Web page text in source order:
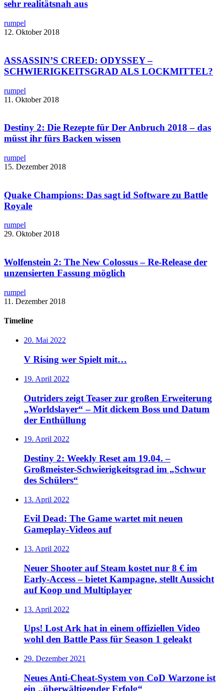
sehr realitätsnah aus
rumpel
12. Oktober 2018
ASSASSIN’S CREED: ODYSSEY –
SCHWIERIGKEITSGRAD ALS LOCKMITTEL?
rumpel
11. Oktober 2018
Destiny 2: Die Rezepte für Der Anbruch 2018 – das
müsst ihr fürs Backen wissen
rumpel
15. Dezember 2018
Quake Champions: Das sagt id Software zu Battle
Royale​
rumpel
29. Oktober 2018
Wolfenstein 2: The New Colossus – ​Re-Release der
unzensierten Fassung möglich
rumpel
11. Dezember 2018
Timeline
20. Mai 2022
V Rising wer Spielt mit…
19. April 2022
Outriders zeigt Teaser zur großen Erweiterung
„Worldslayer“ – Mit dickem Boss und Datum
der Enthüllung
19. April 2022
Destiny 2: Weekly Reset am 19.04. –
Großmeister-Schwierigkeitsgrad im „Schwur
des Schülers“
13. April 2022
Evil Dead: The Game wartet mit neuen
Gameplay-Videos auf
13. April 2022
Neuer Shooter auf Steam kostet nur 8 € im
Early-Access – bietet Kampagne, stellt Aussicht
auf Koop und Multiplayer
13. April 2022
Ups! Lost Ark hat in einem offiziellen Video
wohl den Battle Pass für Season 1 geleakt
29. Dezember 2021
Neues Anti-Cheat-System von CoD Warzone ist
ein „überwältigender Erfolg“